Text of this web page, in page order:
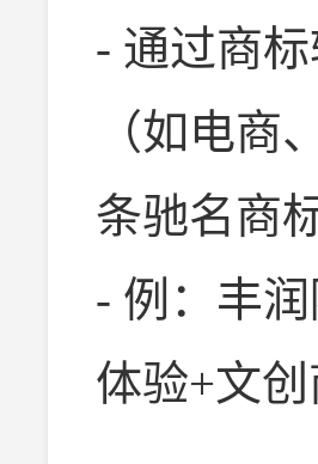
- 通过商
（如电商
条驰名商
- 例：丰
体验+文